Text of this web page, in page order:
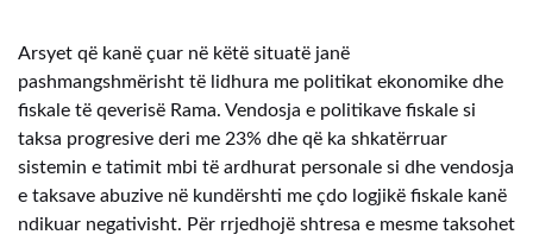
Arsyet që kanë çuar në këtë situatë janë
pashmangshmërisht të lidhura me politikat ekonomike dhe
fiskale të qeverisë Rama. Vendosja e politikave fiskale si
taksa progresive deri me 23% dhe që ka shkatërruar
sistemin e tatimit mbi të ardhurat personale si dhe vendosja
e taksave abuzive në kundërshti me çdo logjikë fiskale kanë
ndikuar negativisht. Për rrjedhojë shtresa e mesme taksohet